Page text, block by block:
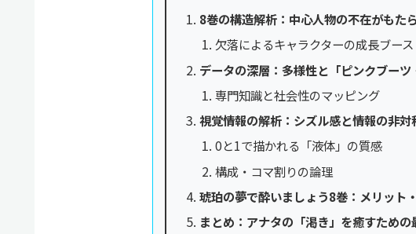
8巻の構造解析：中心人物の不在がもた
欠落によるキャラクターの成長ブース
データの深層：多様性と「ピンクブー
専門知識と社会性のマッピング
視覚情報の解析：シズル感と情報の非対
0と1で描かれる「液体」の質感
構成・コマ割りの論理
琥珀の夢で酔いましょう8巻：メリット
まとめ：アナタの「渇き」を癒すための